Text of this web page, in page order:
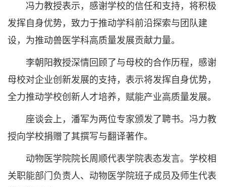
冯力教授表示，感谢学校的信任和支持，将积极
发挥自身优势，致力于推动学科前沿探索与团队建
设，为推动兽医学科高质量发展贡献力量。
李朝阳教授深情回顾了与母校的合作历程，感谢
母校对企业创新发展的支持，表示将发挥自身优势，
全力推动学校创新人才培养，赋能产业高质量发展。
座谈会上，潘军为两位专家颁发了聘书。冯力教
授向学校捐赠了其撰写与翻译著作。
动物医学院院长周顺代表学院表态发言。学校相
关职能部门负责人、动物医学院班子成员及师生代表